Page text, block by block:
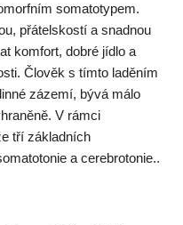
somatotypem.
přátelskostí a snadnou
komfort, dobré jídlo a
Člověk s tímto laděním
zázemí, bývá málo
V rámci
tří základních
a cerebrotonie..